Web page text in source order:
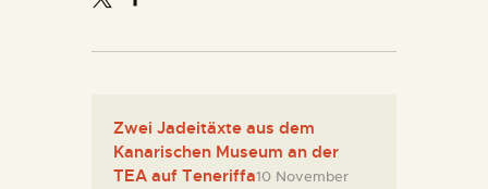
Zwei Jadeitäxte aus dem
Kanarischen Museum an der
TEA auf Teneriffa10 November